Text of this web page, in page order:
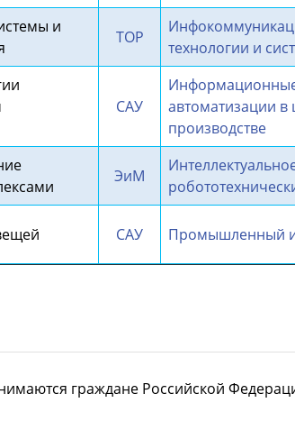
и
ТОР
технологии и
САУ
автоматизации
производстве
ЭиМ
САУ Промышленный
граждане Российской